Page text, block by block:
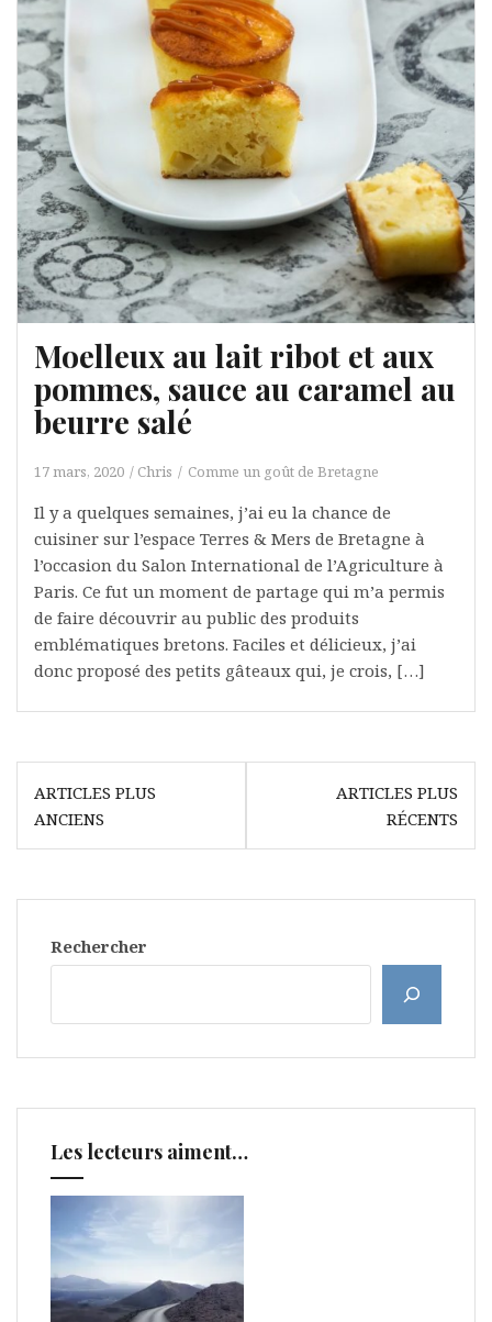
Moelleux au lait ribot et aux
pommes, sauce au caramel au
beurre salé
17 mars, 2020 Chris Comme un goût de Bretagne
Il y a quelques semaines, j’ai eu la chance de
cuisiner sur l’espace Terres & Mers de Bretagne à
l’occasion du Salon International de l’Agriculture à
Paris. Ce fut un moment de partage qui m’a permis
de faire découvrir au public des produits
emblématiques bretons. Faciles et délicieux, j’ai
donc proposé des petits gâteaux qui, je crois, […]
Navigation
des
articles
ARTICLES PLUS
ANCIENS
ARTICLES PLUS
RÉCENTS
Rechercher
Les lecteurs aiment…